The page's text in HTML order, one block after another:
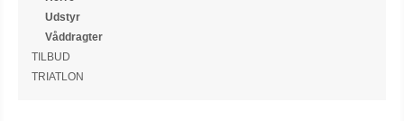
Udstyr
Våddragter
TILBUD
TRIATLON